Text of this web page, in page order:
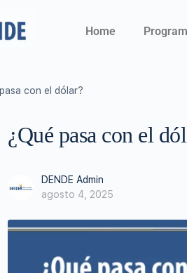
Home
con el dólar?
¿Qué pasa con el
DENDE Admin
agosto 4, 2025